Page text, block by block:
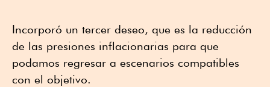
Incorporó un tercer deseo, que es la reducción
de las presiones inflacionarias para que
podamos regresar a escenarios compatibles
con el objetivo.